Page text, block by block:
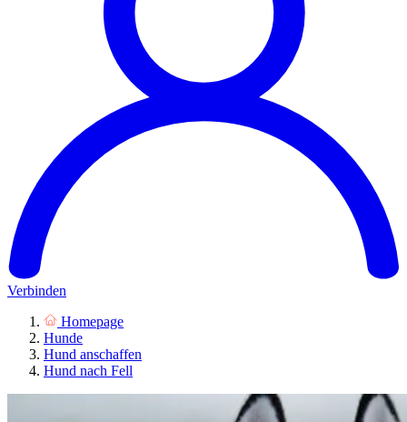
Verbinden
Homepage
Hunde
Hund anschaffen
Hund nach Fell